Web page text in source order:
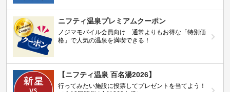
ニフティ温泉プレミアムクーポン
ノジマモバイル会員向け 通常よりもお得な「特別価
格」で人気の温泉を満喫できる！
【ニフティ温泉 百名湯2026】
行ってみたい施設に投票してプレゼントを当てよう！